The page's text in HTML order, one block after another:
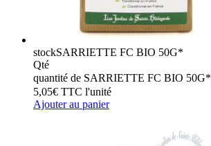
stockSARRIETTE FC BIO 50G*
Qté
quantité de SARRIETTE FC BIO 50G*
5,05€ TTC l'unité
Ajouter au panier